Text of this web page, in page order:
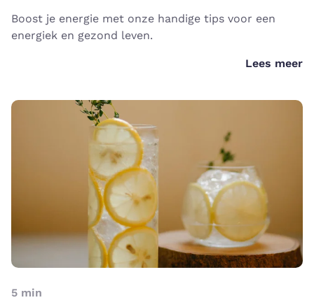
Boost je energie met onze handige tips voor een
energiek en gezond leven.
Lees meer
5 min